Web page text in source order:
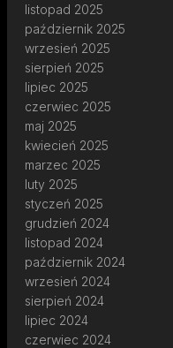
listopad 2025
październik 2025
wrzesień 2025
sierpień 2025
lipiec 2025
czerwiec 2025
maj 2025
kwiecień 2025
marzec 2025
luty 2025
styczeń 2025
grudzień 2024
listopad 2024
październik 2024
wrzesień 2024
sierpień 2024
lipiec 2024
czerwiec 2024